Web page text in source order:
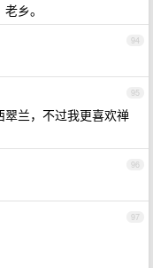
乡。
94
95
翠兰，不过我更喜欢禅
96
97